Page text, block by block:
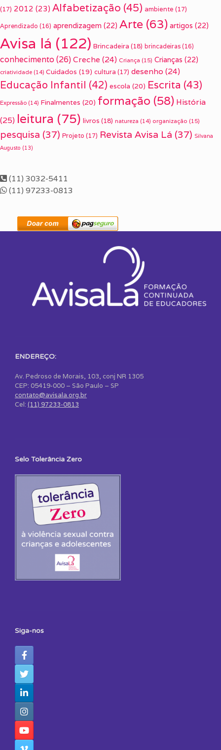
(17) 2012 (23) Alfabetização (45) ambiente (17)
Aprendizado (16) aprendizagem (22) Arte (63) artigos (22)
Avisa lá (122) Brincadeira (18) brincadeiras (16)
conhecimento(26) Creche (24) Criança (15) Crianças (22)
criatividade (14) Cuidados (19) cultura (17) desenho (24)
Educação Infantil (42) escola (20) Escrita (43)
Expressão (14) Finalmentes (20) formação (58) História
(25) leitura (75) livros (18) natureza (14) organização (15)
pesquisa (37) Projeto (17) Revista Avisa Lá (37) Silvana
Augusto (13)
(11) 3032-5411
(11) 97233-0813
ENDEREÇO:
Av. Pedroso de Morais, 103, conj NR 1305
CEP: 05419-000 – São Paulo – SP
contato@avisala.org.br
Cel: (11) 97233-0813
Selo Tolerância Zero
Siga-nos